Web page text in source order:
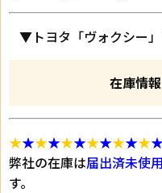
▼トヨタ「ヴォクシー
在庫情
★★★★★★★★★★★★
弊社の在庫は届出済未使
す。